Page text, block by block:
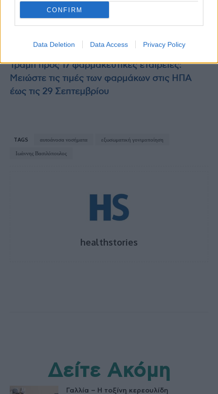
CONFIRM
Data Deletion Data Access Privacy Policy
Με νόσο του Lyme ο Τζάστιν Τίμπερλεϊκ – Τι
είναι η λοίμωξη που μεταδίδεται από τα
Τραμπ προς 17 φαρμακευτικές εταιρείες:
Μειώστε τις τιμές των φαρμάκων στις ΗΠΑ
έως τις 29 Σεπτεμβρίου
TAGS αυτοάνοσα νοσήματα
εξωσωματική γονιμοποίηση
Ιωάννης Βασιλόπουλος
healthstories
Δείτε Ακόμη
Γαλλία – Η τοξίνη κερεουλίδη